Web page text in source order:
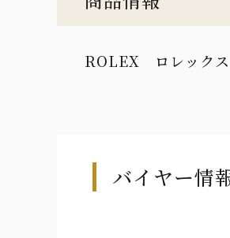
ROLEX ロレック
バイヤー情